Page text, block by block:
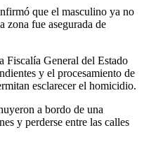
que el masculino ya no
zona fue asegurada de
Fiscalía General del Estado
y el procesamiento de
esclarecer el homicidio.
a bordo de una
y perderse entre las calles